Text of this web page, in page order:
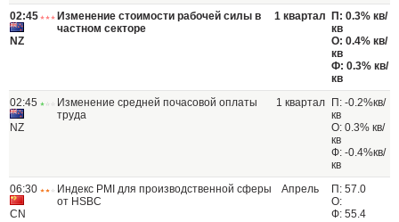
02:45
NZ
Изменение стоимости рабочей силы в
частном секторе
1 квартал
П: 0.3% кв/
кв
О: 0.4% кв/
кв
Ф: 0.3% кв/
кв
02:45
NZ
Изменение средней почасовой оплаты
труда
1 квартал
П: -0.2%кв/
кв
О: 0.3% кв/
кв
Ф: -0.4%кв/
кв
06:30
CN
Индекс PMI для производственной сферы
от HSBC
Апрель
П: 57.0
О:
Ф: 55.4